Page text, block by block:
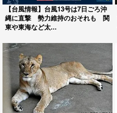
【台風情報】台風13号は7日ごろ沖
縄に直撃 勢力維持のおそれも 関
東や東海など太...